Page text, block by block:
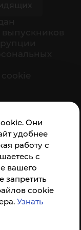
Они
удобнее
работу с
с
вашего
запретить
cookie
Узнать
же по прямой